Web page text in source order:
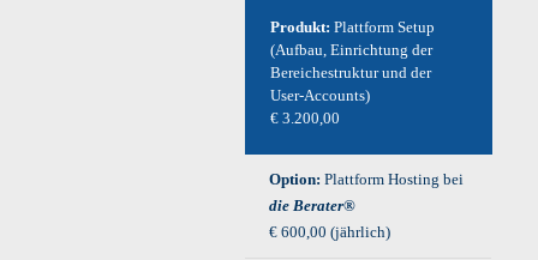
Produkt: Plattform Setup
(Aufbau, Einrichtung der
Bereichestruktur und der
User-Accounts)
€ 3.200,00
Option: Plattform Hosting bei
die Berater®
€ 600,00 (jährlich)